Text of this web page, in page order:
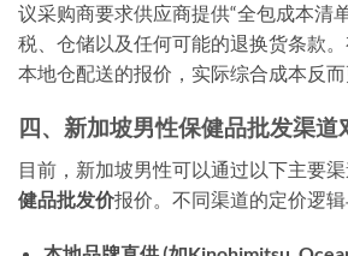
议采购商要求供应商提供“全包成本清
税、仓储以及任何可能的退换货条款
本地仓配送的报价，实际综合成本反而
四、新加坡男性保健品批发渠道
目前，新加坡男性可以通过以下主要
健品批发价报价。不同渠道的定价逻辑